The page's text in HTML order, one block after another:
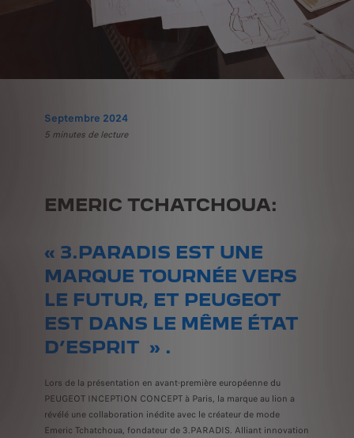
Septembre 2024
5 minutes de lecture
EMERIC TCHATCHOUA:
« 3.PARADIS EST UNE
MARQUE TOURNÉE VERS
LE FUTUR, ET PEUGEOT
EST DANS LE MÊME ÉTAT
D’ESPRIT » .
Lors de la présentation en avant-première européenne du
PEUGEOT INCEPTION CONCEPT à Paris, la marque au lion a
révélé une collaboration inédite avec le créateur de mode
Emeric Tchatchoua, fondateur de 3.PARADIS. Alliant innovation